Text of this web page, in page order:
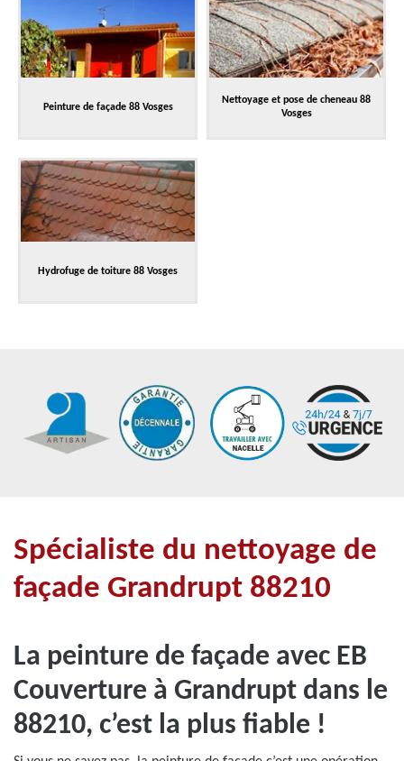
Peinture de façade 88 Vosges
Nettoyage et pose de cheneau 88
Vosges
Hydrofuge de toiture 88 Vosges
Spécialiste du nettoyage de
façade Grandrupt 88210
La peinture de façade avec EB
Couverture à Grandrupt dans le
88210, c’est la plus fiable !